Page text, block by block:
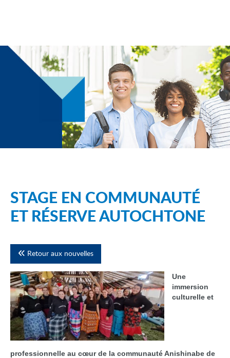
STAGE EN COMMUNAUTÉ
ET RÉSERVE AUTOCHTONE
Retour aux nouvelles
Une
immersion
culturelle et
professionnelle au cœur de la communauté Anishinabe de